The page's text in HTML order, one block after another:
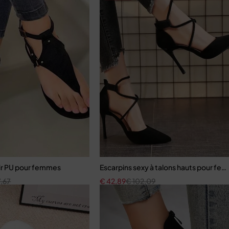
PU pour femmes
Escarpins sexy à talons hauts pour
€102,09
€ 42,89